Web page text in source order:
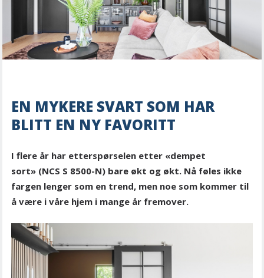
EN MYKERE SVART SOM HAR
BLITT EN NY FAVORITT
I flere år har etterspørselen etter «dempet
sort» (NCS S 8500-N) bare økt og økt. Nå føles ikke
fargen lenger som en trend, men noe som kommer til
å være i våre hjem i mange år fremover.